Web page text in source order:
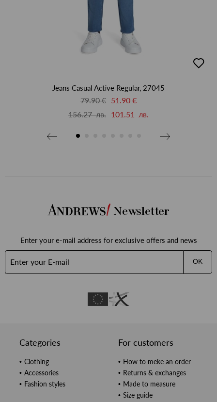
в
Jeans Casual Active Regular, 27045
79.90 € 51.90 €
156.27 лв. 101.51 лв.
Newsletter
Enter your e-mail address for exclusive offers and news
OK
Categories
Clothing
Accessories
Fashion styles
For customers
How to meke an order
Returns & exchanges
Made to measure
Size guide